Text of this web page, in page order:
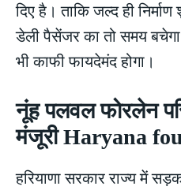
दिए है। ताकि जल्द ही
डेली पैसेंजर का तो समय बचेगा
भी काफी फायदेमंद होगा।
नूंह पलवल फोरलेन
मंजूरी Haryana
हरियाणा सरकार राज्य में